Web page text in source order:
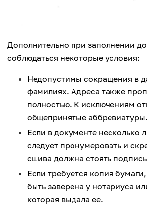
Дополнительно при заполнении
соблюдаться некоторые условия:
Недопустимы сокращения в
фамилиях. Адреса также
полностью. К исключениям
общепринятые аббревиатуры.
Если в документе несколько
следует пронумеровать и
сшива должна стоять
Если требуется копия
быть заверена у нотариуса
которая выдала ее.